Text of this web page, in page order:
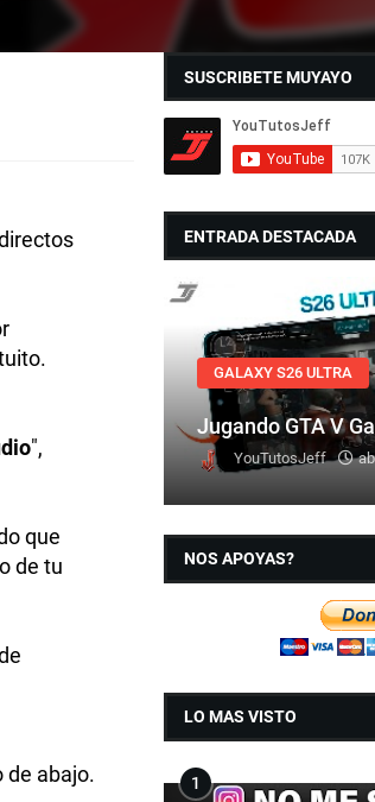
",
que
de tu
de abajo.
SUSCRIBETE MUYAYO
ENTRADA DESTACADA
GALAXY S26 ULTRA
Jugando GTA V
YouTutosJeff
NOS APOYAS?
LO MAS VISTO